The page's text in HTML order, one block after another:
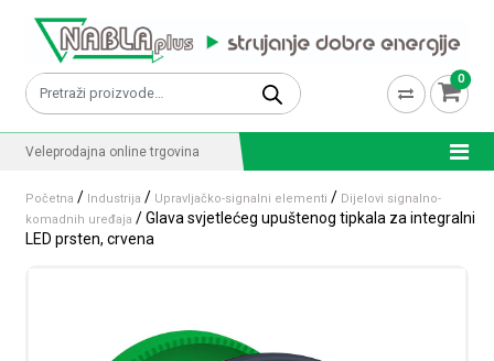
Pretraži: 0
Veleprodajna online trgovina
Početna / Industrija / Upravljačko-signalni elementi / Dijelovi signalno-
komadnih uređaja / Glava svjetlećeg upuštenog tipkala za integralni
LED prsten, crvena